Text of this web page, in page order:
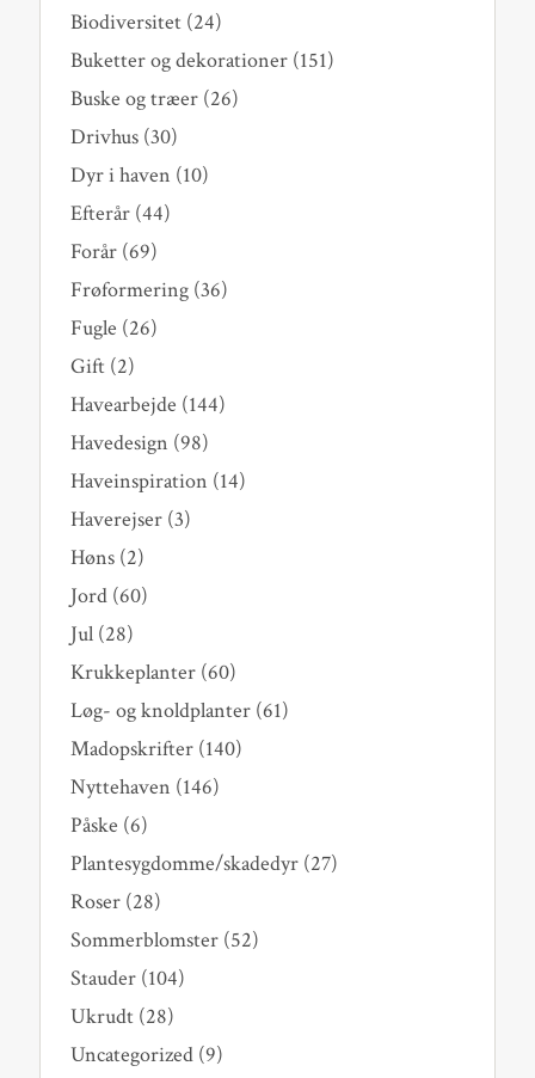
Biodiversitet(24)
Buketter og dekorationer(151)
Buske og træer(26)
Drivhus(30)
Dyr i haven (10)
Efterår(44)
Forår(69)
Frøformering(36)
Fugle (26)
Gift(2)
Havearbejde (144)
Havedesign (98)
Haveinspiration (14)
Haverejser(3)
Høns(2)
Jord(60)
Jul(28)
Krukkeplanter(60)
Løg- og knoldplanter(61)
Madopskrifter(140)
Nyttehaven (146)
Påske (6)
Plantesygdomme/skadedyr(27)
Roser(28)
Sommerblomster(52)
Stauder(104)
Ukrudt(28)
Uncategorized(9)